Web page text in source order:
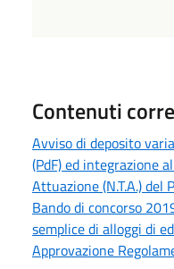
Contenuti
Avviso di deposito
(PdF) ed integrazione
Attuazione (N.T.A.) del
Bando di concorso
semplice di alloggi di
Approvazione